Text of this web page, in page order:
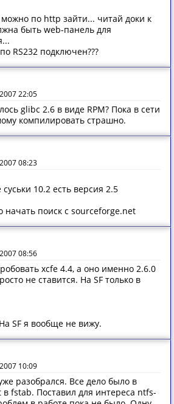
по http зайти... читай доки к
быть web-панель для
RS232 подключен???
22:05
glibc 2.6 в виде RPM? Пока в сети
компилировать страшно.
08:23
10.2 есть версия 2.5
начать поиск с sourceforge.net
08:56
xcfe 4.4, а оно именно 2.6.0
не ставится. На SF только в
SF я вообще не вижу.
10:09
разобрался. Все дело было в
fstab. Поставил для интереса ntfs-